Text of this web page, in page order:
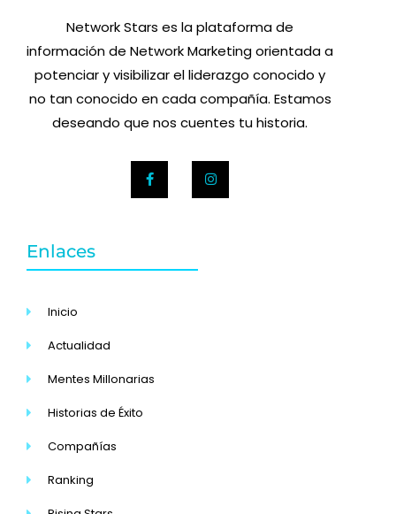
Network Stars es la plataforma de
información de Network Marketing orientada a
potenciar y visibilizar el liderazgo conocido y
no tan conocido en cada compañía. Estamos
deseando que nos cuentes tu historia.
Enlaces
Inicio
Actualidad
Mentes Millonarias
Historias de Éxito
Compañías
Ranking